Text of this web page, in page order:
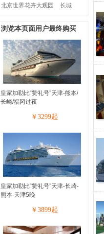
北京世界花卉大观园
长城
浏览本页面用户最终购买
皇家加勒比“赞礼号”天津-熊本/
长崎/福冈过夜
￥ 3299起
皇家加勒比“赞礼号”天津-长崎-
熊本-天津5晚
￥ 3899起